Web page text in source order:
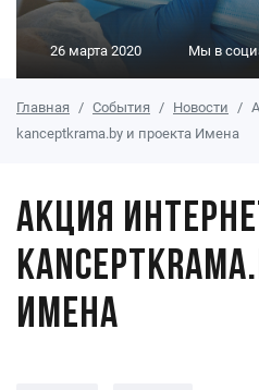
26 марта 2020 Мы в
Главная События Новости
kanceptkrama.by и проекта Имена
Акция
Имена